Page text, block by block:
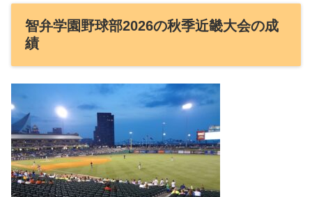
智弁学園野球部2026の秋季近畿大会の成
績